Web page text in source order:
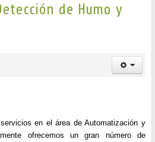
de Humo y
en el área de Automatización y
ofrecemos un gran número de